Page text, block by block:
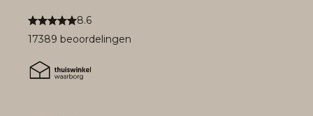
8.6
17389 beoordelingen